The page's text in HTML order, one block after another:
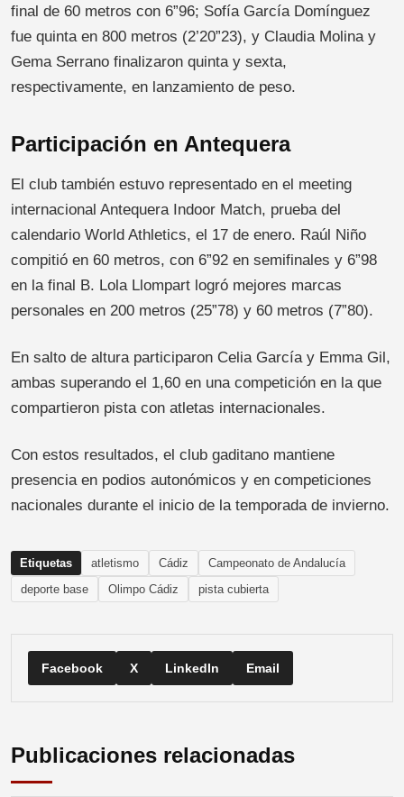
final de 60 metros con 6”96; Sofía García Domínguez
fue quinta en 800 metros (2’20”23), y Claudia Molina y
Gema Serrano finalizaron quinta y sexta,
respectivamente, en lanzamiento de peso.
Participación en Antequera
El club también estuvo representado en el meeting
internacional Antequera Indoor Match, prueba del
calendario World Athletics, el 17 de enero. Raúl Niño
compitió en 60 metros, con 6”92 en semifinales y 6”98
en la final B. Lola Llompart logró mejores marcas
personales en 200 metros (25”78) y 60 metros (7”80).
En salto de altura participaron Celia García y Emma Gil,
ambas superando el 1,60 en una competición en la que
compartieron pista con atletas internacionales.
Con estos resultados, el club gaditano mantiene
presencia en podios autonómicos y en competiciones
nacionales durante el inicio de la temporada de invierno.
Etiquetas atletismo Cádiz
Campeonato de Andalucía
deporte base
Olimpo Cádiz pista cubierta
Facebook X LinkedIn Email
Publicaciones relacionadas